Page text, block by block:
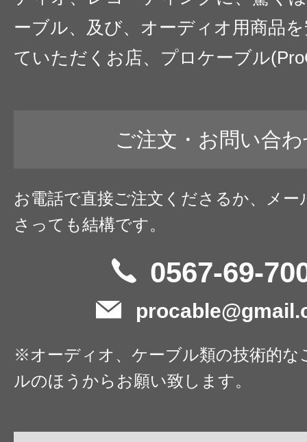
ーブル、及び、オーディオ用商品
ていただくお店、プロケーブル
ご注文・お問い合
お電話で直接ご注文くださるか、メー
さっても結構です。
0567-69-
※オーディオ、ケーブル類の技術的な
ルのほうからお願い致します。